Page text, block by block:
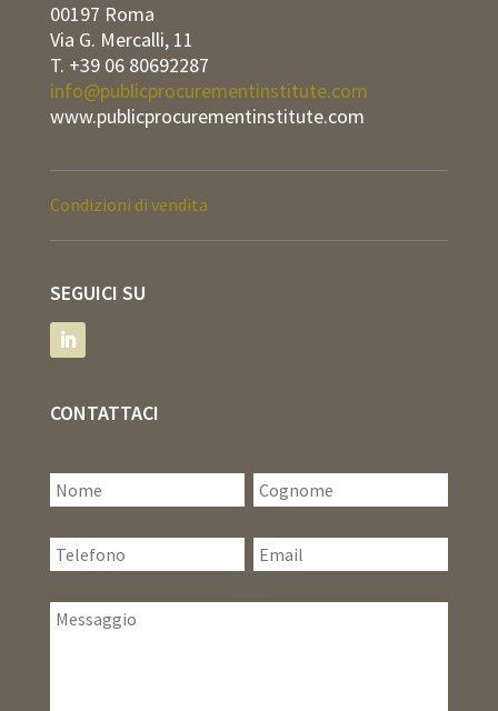
00197 Roma
Via G. Mercalli, 11
T. +39 06 80692287
info@publicprocurementinstitute.com
www.publicprocurementinstitute.com
Condizioni di vendita
SEGUICI SU
CONTATTACI